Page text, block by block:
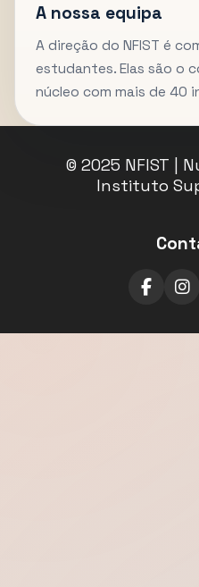
A nossa equipa
A direção do NFIST é
estudantes. Elas são o
núcleo com mais de 40
© 2025 NFIST |
Instituto